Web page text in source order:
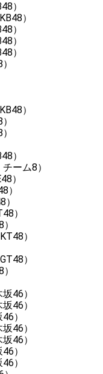
）
）
）
）
）
）
）
ーム8）
）
）
）
）
）
46）
46）
）
46）
46）
）
）